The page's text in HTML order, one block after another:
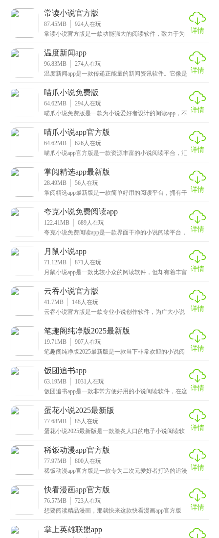
常读小说官方版
87.45MB 924 人在玩
常读小说官方版是一款功能强大的阅读软件，致力于为
聚了
详情
温度新闻app
96.83MB 274 人在玩
温度新闻app是一款传递正能量的新闻资讯软件。它像是 详情
喵爪小说免费版
64.62MB 294 人在玩
喵爪小说免费版是一款为小说爱好者设计的阅读app，不 详情
喵爪小说app官方版
64.62MB 626 人在玩
喵爪小说app官方版是一款资源丰富的小说阅读平台，汇 详情
掌阅精选app最新版
28.49MB 56 人在玩
掌阅精选app最新版是一款简单好用的阅读平台，拥有干 详情
夸克小说免费阅读app
122.41MB 689 人在玩
夸克小说免费阅读app是一款界面干净的小说阅读平台，
详情
月鼠小说app
71.12MB 871 人在玩
月鼠小说app是一款比较小众的阅读软件，但却有着丰富 详情
云吞小说官方版
41.7MB 148 人在玩
云吞小说官方版是一款专业小说创作软件，为广大小说
题、
详情
笔趣阁纯净版2025最新版
19.71MB 907 人在玩
笔趣阁纯净版2025最新版是一款当下非常欢迎的小说阅
详情
饭团追书app
63.19MB 1031 人在玩
饭团追书app是一款非常方便好用的小说阅读软件，在这 详情
蛋花小说2025最新版
77.68MB 85 人在玩
蛋花小说2025最新版是一款脍炙人口的电子小说阅读软
详情
稀饭动漫app官方版
77.97MB 800 人在玩
稀饭动漫app官方版是一款专为二次元爱好者打造的追漫 详情
快看漫画app官方版
76.57MB 723 人在玩
想要阅读精品漫画，那就快来这款快看漫画app官方版
用
详情
掌上英雄联盟app